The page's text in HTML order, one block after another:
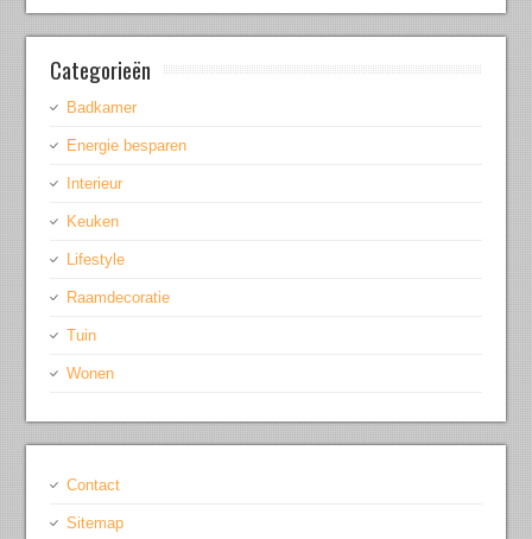
Categorieën
Badkamer
Energie besparen
Interieur
Keuken
Lifestyle
Raamdecoratie
Tuin
Wonen
Contact
Sitemap